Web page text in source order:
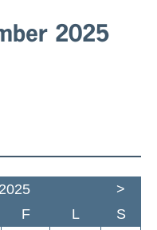
2025
>
F L
S